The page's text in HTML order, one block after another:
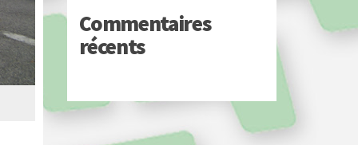
Commentaires
récents